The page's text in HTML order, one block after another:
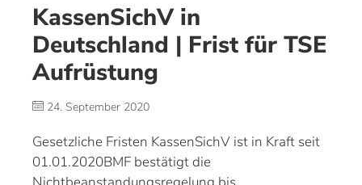
KassenSichV in
Deutschland | Frist für TSE
Aufrüstung
24. September 2020
Gesetzliche Fristen KassenSichV ist in Kraft seit
01.01.2020BMF bestätigt die